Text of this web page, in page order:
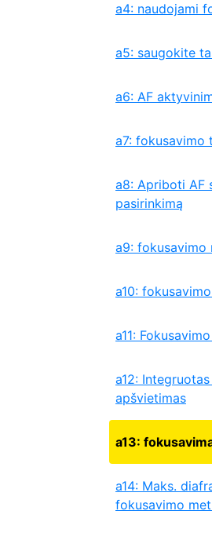
a4: naudojami
a5: saugokite
a6: AF
a7: fokusavimo
a8: Apriboti AF
pasirinkimą
a9: fokusavimo
a10:
a11:
a12:
apšvietimas
a13:
a14: Maks.
fokusavimo